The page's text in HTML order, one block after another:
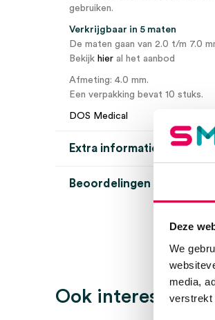
Deze
We
media,
verstrekt
gebruiken.
Verkrijgbaar in 5 maten
De maten gaan van 2.0 t/m 7.0
Bekijk hier al het aanbod
Afmeting: 4.0 mm.
Een verpakking bevat 10 stuks.
DOS Medical
Extra informatie
steriel
Beoordelingen (0)
Beoordelingen
Er zijn nog geen beoordelingen.
Ook interessant